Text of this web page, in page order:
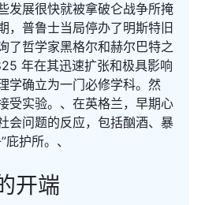
发展很快就被拿破仑战争所掩
，普鲁士当局停办了明斯特旧
了哲学家黑格尔和赫尔巴特之
年在其迅速扩张和极具影响
学确立为一门必修学科。然
受实验。、在英格兰，早期心
会问题的反应，包括酗酒、暴
护所。、
开端